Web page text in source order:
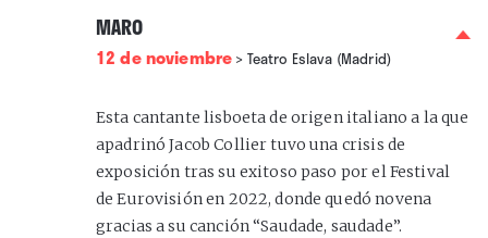
MARO
12 de noviembre > Teatro Eslava (Madrid)
Esta cantante lisboeta de origen italiano a la que
apadrinó Jacob Collier tuvo una crisis de
exposición tras su exitoso paso por el Festival
de Eurovisión en 2022, donde quedó novena
gracias a su canción “Saudade, saudade”.